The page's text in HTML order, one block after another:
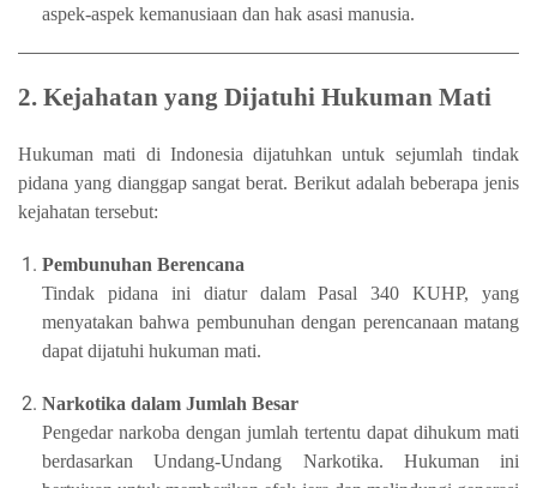
aspek-aspek kemanusiaan dan hak asasi manusia.
2. Kejahatan yang Dijatuhi Hukuman Mati
Hukuman mati di Indonesia dijatuhkan untuk sejumlah tindak
pidana yang dianggap sangat berat. Berikut adalah beberapa jenis
kejahatan tersebut:
Pembunuhan Berencana
Tindak pidana ini diatur dalam Pasal 340 KUHP, yang
menyatakan bahwa pembunuhan dengan perencanaan matang
dapat dijatuhi hukuman mati.
Narkotika dalam Jumlah Besar
Pengedar narkoba dengan jumlah tertentu dapat dihukum mati
berdasarkan Undang-Undang Narkotika. Hukuman ini